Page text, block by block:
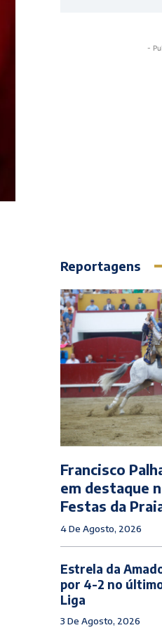
-
Reportagens
Francisco
em destaque
Festas da
4 De Agosto, 2026
Estrela da
por 4-2 no
Liga
3 De Agosto, 2026